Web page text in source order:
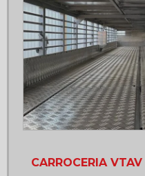
Carroceria graneleira 9 metros
Carroceria graneleira a venda no
Carroceria graneleira de madeira
Carroceria graneleira grade alta
Carroceria graneleira para bitruck
Carroceria graneleira para
CARROCERIA